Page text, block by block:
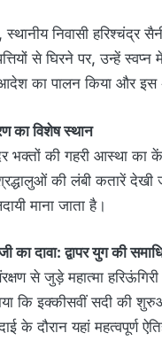
निवासी हरिश्चंद्र
से घिरने पर, उन्हें स्वप्न
का पालन किया और इस
का विशेष स्थान
भक्तों की गहरी आस्था
श्रद्धालुओं की लंबी कतारें
माना जाता है।
जी का दावा: द्वापर युग की
से जुड़े महात्मा
कि इक्कीसवीं सदी की
के दौरान यहां महत्वपूर्ण